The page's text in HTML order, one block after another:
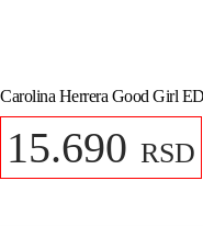
Carolina Herrera Good Girl
15.690 RSD